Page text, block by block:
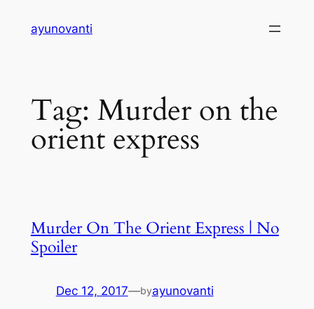
ayunovanti
Tag: Murder on the
orient express
Murder On The Orient Express | No
Spoiler
Dec 12, 2017—byayunovanti